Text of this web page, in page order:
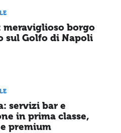
meraviglioso borgo
sul Golfo di Napoli
servizi bar e
in prima classe,
premium